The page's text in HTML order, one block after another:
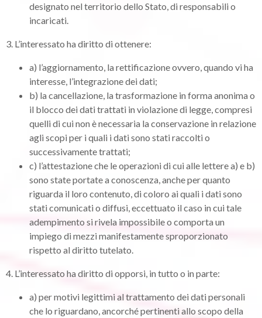
designato nel territorio dello Stato, di responsabili o
incaricati.
3. L’interessato ha diritto di ottenere:
a) l’aggiornamento, la rettificazione ovvero, quando vi ha
interesse, l’integrazione dei dati;
b) la cancellazione, la trasformazione in forma anonima o
il blocco dei dati trattati in violazione di legge, compresi
quelli di cui non è necessaria la conservazione in relazione
agli scopi per i quali i dati sono stati raccolti o
successivamente trattati;
c) l’attestazione che le operazioni di cui alle lettere a) e b)
sono state portate a conoscenza, anche per quanto
riguarda il loro contenuto, di coloro ai quali i dati sono
stati comunicati o diffusi, eccettuato il caso in cui tale
adempimento si rivela impossibile o comporta un
impiego di mezzi manifestamente sproporzionato
rispetto al diritto tutelato.
4. L’interessato ha diritto di opporsi, in tutto o in parte:
a) per motivi legittimi al trattamento dei dati personali
che lo riguardano, ancorché pertinenti allo scopo della